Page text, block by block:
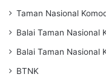
Taman Nasional
Balai Taman Nasional
Balai Taman Nasional
BTNK